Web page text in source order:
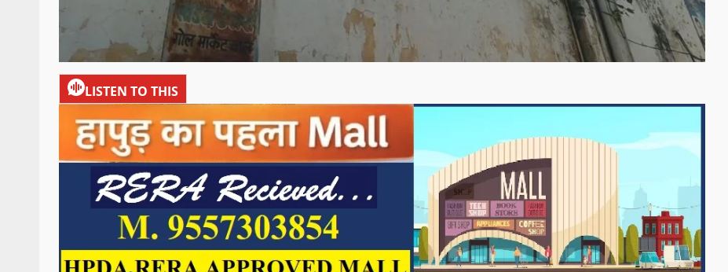
LISTEN TO THIS